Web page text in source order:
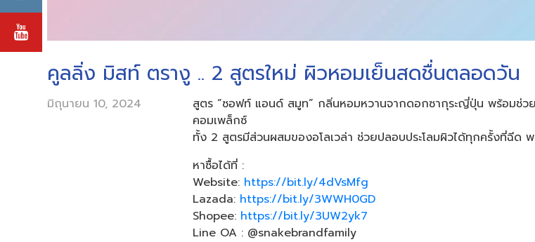
คูลลิ่ง มิสท์ ตรางู .. 2 สูตรใหม่ ผิวหอมเย็นสดชื่นตลอดวัน​
มิถุนายน 10, 2024
สูตร “ซอฟท์ แอนด์ สมูท” กลิ่นหอมหวานจากดอกซากุระญี่ปุ่น พร้อมช่วย
คอมเพล็กซ์ ​
ทั้ง 2 สูตรมีส่วนผสมของอโลเวล่า ช่วยปลอบประโลมผิวได้ทุกครั้งที่ฉีด
หาซื้อได้ที่ :
Website: https://bit.ly/4dVsMfg
Lazada: https://bit.ly/3WWH0GD
Shopee: https://bit.ly/3UW2yk7
Line OA : @snakebrandfamily